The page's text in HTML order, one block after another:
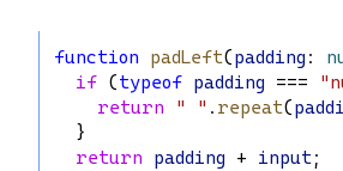
function padLeft(padding :
if (typeof padding ===
return
" " . repeat(
  }
return
padding + input;